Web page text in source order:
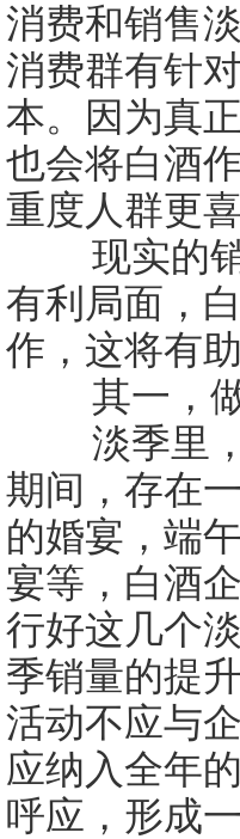
消费和销售
消费群有针
本。因为真
也会将白酒
重度人群更
现实的销
有利局面，
作，这将有
其一，做
淡季里，
期间，存在
的婚宴，端
宴等，白酒
行好这几个
季销量的提
活动不应与
应纳入全年
呼应，形成